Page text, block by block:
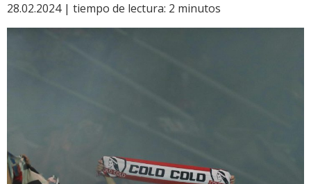
28.02.2024 | tiempo de lectura: 2 minutos